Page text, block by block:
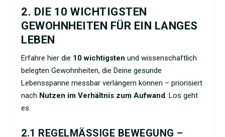
2. DIE 10 WICHTIGSTEN
GEWOHNHEITEN FÜR EIN LANGES
LEBEN
Erfahre hier die 10 wichtigstenund wissenschaftlich
belegten Gewohnheiten, die Deine gesunde
Lebensspanne messbar verlängern können – priorisiert
nach Nutzen im Verhältnis zum Aufwand. Los geht
es:
2.1 REGELMÄSSIGE BEWEGUNG – M